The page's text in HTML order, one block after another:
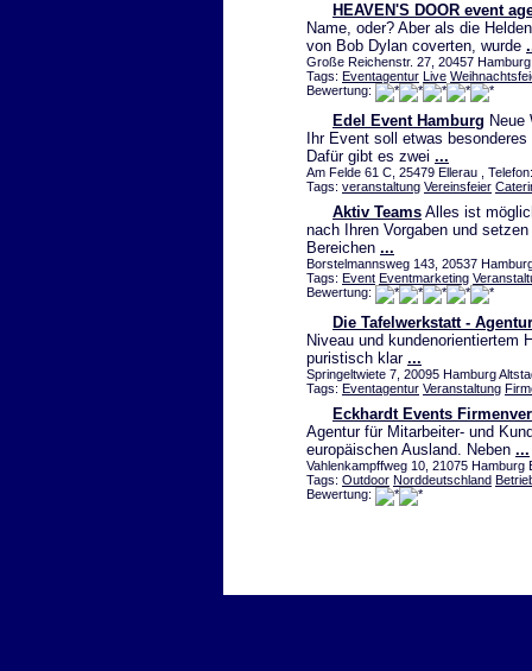
HEAVEN'S DOOR event
Name, oder? Aber als die
von Bob Dylan coverten, wurde
Große Reichenstr. 27, 20457
Tags: Eventagentur Live
Bewertung:
Edel Event Hamburg Neue
Ihr Event soll etwas
Dafür gibt es zwei ...
Am Felde 61 C, 25479 Ellerau ,
Tags: veranstaltung Vereinsfeier
Aktiv Teams Alles ist
nach Ihren Vorgaben und
Bereichen ...
Borstelmannsweg 143, 20537
Tags: Event Eventmarketing
Bewertung:
Die Tafelwerkstatt -
Niveau und kundenorientiertem
puristisch klar ...
Springeltwiete 7, 20095 Hamburg
Tags: Eventagentur Veranstaltung
Eckhardt Events
Agentur für Mitarbeiter- und
europäischen Ausland. Neben ...
Vahlenkampffweg 10, 21075
Tags: Outdoor Norddeutschland
Bewertung: